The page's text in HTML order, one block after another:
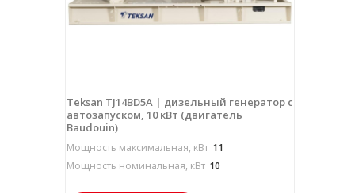
Teksan TJ14BD5A | дизельный генератор с
автозапуском, 10 кВт (двигатель
Baudouin)
Мощность максимальная, кВт 11
Мощность номинальная, кВт 10